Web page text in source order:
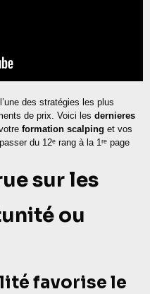
des stratégies les plus
de prix. Voici les dernieres
formation scalping et vos
du 12ᵉ rang à la 1ʳᵉ page
sur les
ou
favorise le